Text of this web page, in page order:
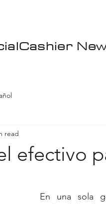
efectivo
read
En una sola